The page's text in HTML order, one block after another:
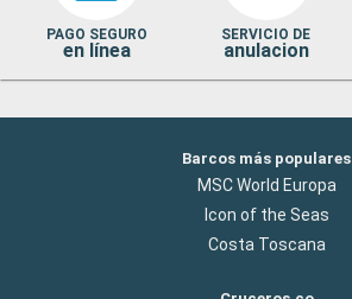
PAGO SEGURO
en línea
SERVICIO DE
anulacion
Barcos más populares
MSC World Europa
Icon of the Seas
Costa Toscana